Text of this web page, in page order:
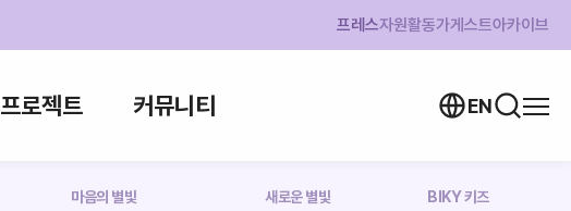
프레스자원활동가게스트아카이브
프로젝트 커뮤니티 EN
마음의 별빛 새로운 별빛 BIKY 키즈